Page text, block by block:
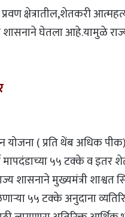
क्षेत्रातील,शेतकरी
शासनाने घेतला आहे.यामुळे
योजना ( प्रति थेंब अधिक
५५ टक्के व इतर
शासनाने मुख्यमंत्री
५५ टक्के अनुदाना